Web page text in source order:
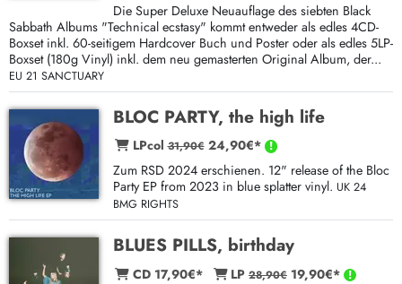
Die Super Deluxe Neuauflage des siebten Black
Sabbath Albums "Technical ecstasy" kommt entweder als edles 4CD-
Boxset inkl. 60-seitigem Hardcover Buch und Poster oder als edles 5LP-
Boxset (180g Vinyl) inkl. dem neu gemasterten Original Album, der...
EU 21 SANCTUARY
BLOC PARTY, the high life
LPcol31,90€24,90€*
Zum RSD 2024 erschienen. 12" release of the Bloc
Party EP from 2023 in blue splatter vinyl. UK 24
BMG RIGHTS
BLUES PILLS, birthday
CD 17,90€* LP 28,90€ 19,90€*